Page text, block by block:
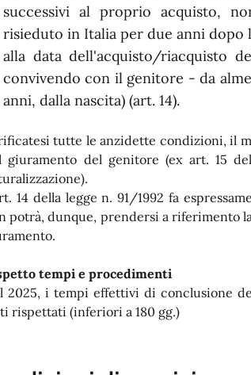
successivi al proprio acquisto,
risieduto in Italia per due anni dopo
alla data dell'acquisto/riacquisto
convivendo con il genitore - da
anni, dalla nascita) (art. 14).
tutte le anzidette condizioni, il
giuramento del genitore (ex art. 15
14 della legge n. 91/1992 fa
potrà, dunque, prendersi a riferimento
tempi e procedimenti
2025, i tempi effettivi di conclusione
rispettati (inferiori a 180 gg.)